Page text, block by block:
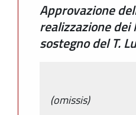
Approvazione
realizzazione
sostegno del T.
(omissis)